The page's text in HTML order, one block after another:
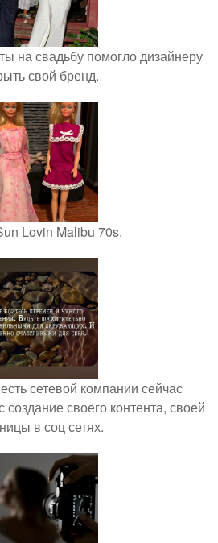
на свадьбу помогло дизайнеру
свой бренд.
Lovin Malibu 70s.
сетевой компании сейчас
своего контента, своей
в соц сетях.